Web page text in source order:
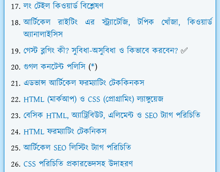
লং টেইল কিওয়ার্ড বিশ্লেষণ
আর্টিকেল রাইটিং এর স্ট্র্যাটেজি, টপিক খোঁজা, কিওয়ার্ড
অ্যানালাইসিস
গেস্ট ব্লগিং কী? সুবিধা-অসুবিধা ও কিভাবে করবেন? ✅
গুগল কনটেন্ট পলিসি (*)
এডভান্স আর্টিকেল ফরম্যাটিং টেককিনকস
HTML (মার্কআপ) ও CSS (প্রোগ্রামিং) ল্যাঙ্গুয়েজ
বেসিক HTML, অ্যাট্রিবিউট, এলিমেন্ট ও SEO ট্যাগ পরিচিতি
HTML ফরম্যাটিং টেকনিকস
আর্টিকেল SEO লিস্টিং ট্যাগ পরিচিতি
CSS পরিচিতি প্রকারভেদসহ উদাহরণ